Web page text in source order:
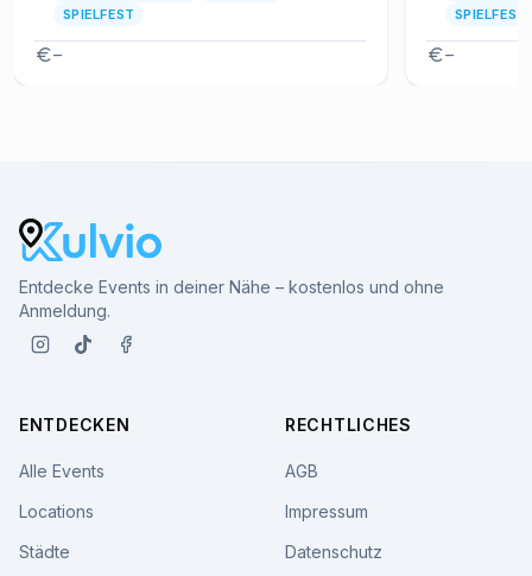
SPIELFEST
–
SPIELFEST
–
Entdecke Events in deiner Nähe – kostenlos und ohne
Anmeldung.
ENTDECKEN
Alle Events
Locations
Städte
RECHTLICHES
AGB
Impressum
Datenschutz